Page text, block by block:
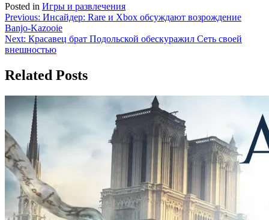
Posted in Игры и развлечения
Навигация
по
записям
Previous: Инсайдер: Rare и Xbox обсуждают возрождение
Banjo-Kazooie
Next: Красавец брат Подольской обескуражил Сеть своей
внешностью
Related Posts